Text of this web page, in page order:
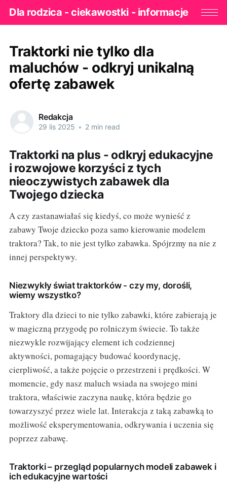
Dla rodzica - ciekawostki - informacje
Traktorki nie tylko dla
maluchów - odkryj unikalną
ofertę zabawek
Redakcja
29 lis 2025 • 2 min read
Traktorki na plus - odkryj edukacyjne
i rozwojowe korzyści z tych
nieoczywistych zabawek dla
Twojego dziecka
A czy zastanawiałaś się kiedyś, co może wynieść z
zabawy Twoje dziecko poza samo kierowanie modelem
traktora? Tak, to nie jest tylko zabawka. Spójrzmy na nie z
innej perspektywy.
Niezwykły świat traktorków - czy my, dorośli,
wiemy wszystko?
Traktory dla dzieci to nie tylko zabawki, które zabierają je
w magiczną przygodę po rolniczym świecie. To także
niezwykle rozwijający element ich codziennej
aktywności, pomagający budować koordynację,
cierpliwość, a także pojęcie o przestrzeni i prędkości. W
momencie, gdy nasz maluch wsiada na swojego mini
traktora, właściwie zaczyna naukę, która będzie go
towarzyszyć przez wiele lat. Interakcja z taką zabawką to
możliwość eksperymentowania, odkrywania i uczenia się
poprzez zabawę.
Traktorki – przegląd popularnych modeli zabawek i
ich edukacyjne wartości